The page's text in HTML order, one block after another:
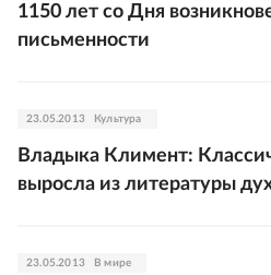
1150 лет со Дня
письменности
23.05.2013 Культура
Владыка Климент:
выросла из литературы
23.05.2013 В мире